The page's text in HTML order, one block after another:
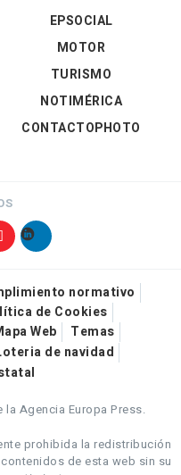
EPSOCIAL
MOTOR
TURISMO
NOTIMÉRICA
CONTACTOPHOTO
normativo
de Cookies
Web
Temas
de navidad
Agencia Europa Press.
prohibida la redistribución
de esta web sin su